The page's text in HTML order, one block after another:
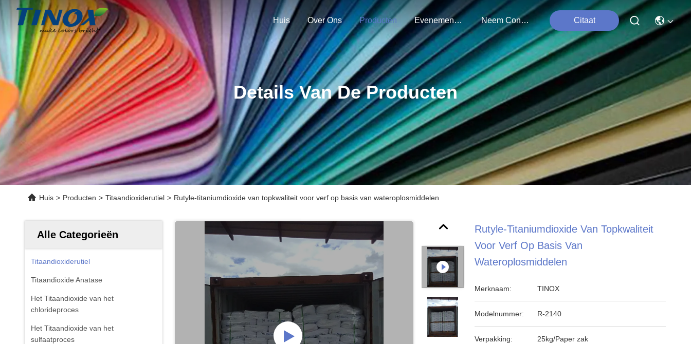
Huis Over Ons Producten Evenementen Neem Contact Met Ons Op Citaat
Details Van De Producten
Huis > Producten > Titaandioxiderutiel > Rutyle-titaniumdioxide van topkwaliteit voor verf op basis van wateroplosmiddelen
Alle Categorieën
Titaandioxiderutiel
Titaandioxide Anatase
Het Titaandioxide van het
chlorideproces
Het Titaandioxide van het
sulfaatproces
Rutyle-Titaniumdioxide Van Topkwaliteit
Voor Verf Op Basis Van
Wateroplosmiddelen
Merknaam: TINOX
Modelnummer: R-2140
Verpakking: 25kg/Paper zak